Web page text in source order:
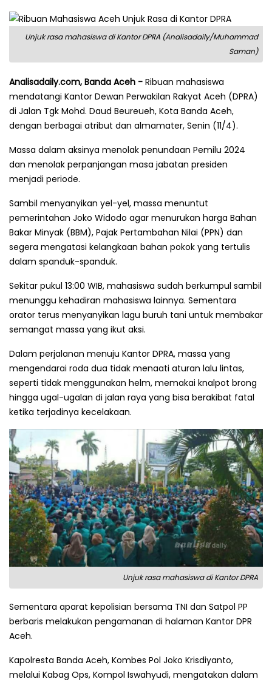
Unjuk rasa mahasiswa di Kantor DPRA (Analisadaily/Muhammad
Saman)
Analisadaily.com, Banda Aceh - Ribuan mahasiswa
mendatangi Kantor Dewan Perwakilan Rakyat Aceh (DPRA)
di Jalan Tgk Mohd. Daud Beureueh, Kota Banda Aceh,
dengan berbagai atribut dan almamater, Senin (11/4).
Massa dalam aksinya menolak penundaan Pemilu 2024
dan menolak perpanjangan masa jabatan presiden
menjadi periode.
Sambil menyanyikan yel-yel, massa menuntut
pemerintahan Joko Widodo agar menurukan harga Bahan
Bakar Minyak (BBM), Pajak Pertambahan Nilai (PPN) dan
segera mengatasi kelangkaan bahan pokok yang tertulis
dalam spanduk-spanduk.
Sekitar pukul 13:00 WIB, mahasiswa sudah berkumpul sambil
menunggu kehadiran mahasiswa lainnya. Sementara
orator terus menyanyikan lagu buruh tani untuk membakar
semangat massa yang ikut aksi.
Dalam perjalanan menuju Kantor DPRA, massa yang
mengendarai roda dua tidak menaati aturan lalu lintas,
seperti tidak menggunakan helm, memakai knalpot brong
hingga ugal-ugalan di jalan raya yang bisa berakibat fatal
ketika terjadinya kecelakaan.
Unjuk rasa mahasiswa di Kantor DPRA
Sementara aparat kepolisian bersama TNI dan Satpol PP
berbaris melakukan pengamanan di halaman Kantor DPR
Aceh.
Kapolresta Banda Aceh, Kombes Pol Joko Krisdiyanto,
melalui Kabag Ops, Kompol Iswahyudi, mengatakan dalam